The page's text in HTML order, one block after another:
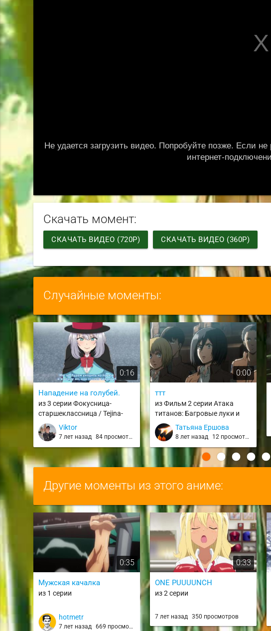
Скачать момент:
СКАЧАТЬ ВИДЕО (720P) СКАЧАТЬ ВИДЕО (360P)
Случайные моменты:
0:16
Нападение на голубей.
из 3 серии Фокусница-
старшеклассница / Tejina-
senpaiViktor
7 лет назад 84 просмотра
0:00
ттт
из Фильм 2 серии Атака
титанов: Багровые луки и
стрелы / Shingeki no Kyojin
Movie 1: Guren no Yumiya
Татьяна Ершова
8 лет назад 12 просмотров
Другие моменты из этого аниме:
0:35
Мужская качалка
из 1 серии
hotmetr
7 лет назад 669 просмотров
0:33
ONE PUUUUNCH
из 2 серии
7 лет назад 350 просмотров